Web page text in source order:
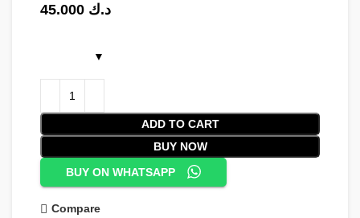
45.000 د.ك
ADD TO CART
BUY NOW
BUY ON WHATSAPP
Compare